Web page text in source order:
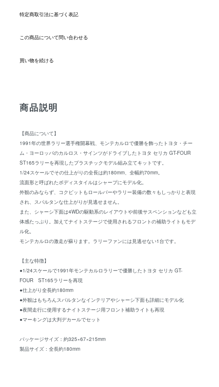
特定商取引法に基づく表記
この商品について問い合わせる
買い物を続ける
商品説明
【商品について】
1991年の世界ラリー選手権開幕戦、モンテカルロで優勝を飾ったトヨタ・チー
ム・ヨーロッパのカルロス・サインツがドライブしたトヨタ セリカ GT-FOUR
ST165ラリーを再現したプラスチックモデル組み立てキットです。
1/24スケールでその仕上がりの全長は約180mm、全幅約70mm。
流面形と呼ばれたボディスタイルはシャープにモデル化。
外観のみならず、コクピットもロールバーやラリー装備の数々もしっかりと表現
され、スパルタンな仕上がりが見逃せません。
また、シャーシ下面は4WDの駆動系のレイアウトや前後サスペンションなども立
体感たっぷり。加えてナイトステージで使用されるフロントの補助ライトもモデ
ル化。
モンテカルロの激走が蘇ります。ラリーファンには見逃せない1台です。
【主な特徴】
●1/24スケールで1991年モンテカルロラリーで優勝したトヨタ セリカ GT-
FOUR ST165ラリーを再現
●仕上がり全長約180mm
●外観はもちろんスパルタンなインテリアやシャーシ下面も詳細にモデル化
●夜間走行に使用するナイトステージ用フロント補助ライトも再現
●マーキングは大判デカールでセット
パッケージサイズ：約325×67×215mm
製品サイズ：全長約180mm